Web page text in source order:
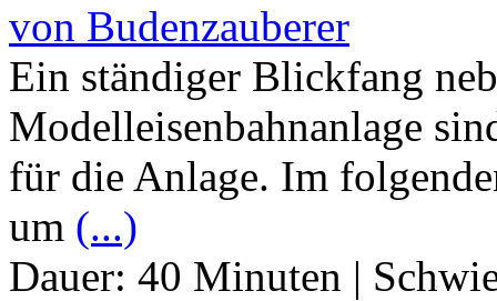
von Budenzauberer
Ein ständiger Blickfang
Modelleisenbahnanlage
für die Anlage. Im
um (...)
Dauer: 40 Minuten |